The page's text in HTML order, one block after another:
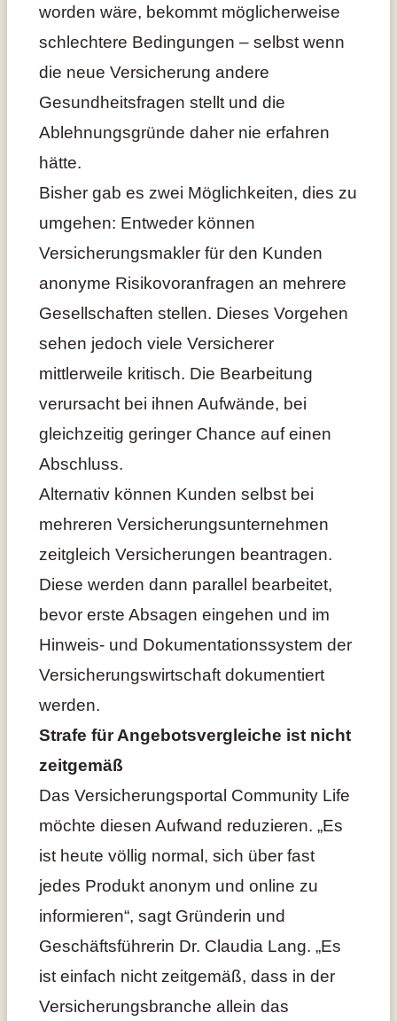
worden wäre, bekommt möglicherweise
schlechtere Bedingungen – selbst wenn
die neue Versicherung andere
Gesundheitsfragen stellt und die
Ablehnungsgründe daher nie erfahren
hätte.
Bisher gab es zwei Möglichkeiten, dies zu
umgehen: Entweder können
Versicherungsmakler für den Kunden
anonyme Risikovoranfragen an mehrere
Gesellschaften stellen. Dieses Vorgehen
sehen jedoch viele Versicherer
mittlerweile kritisch. Die Bearbeitung
verursacht bei ihnen Aufwände, bei
gleichzeitig geringer Chance auf einen
Abschluss.
Alternativ können Kunden selbst bei
mehreren Versicherungsunternehmen
zeitgleich Versicherungen beantragen.
Diese werden dann parallel bearbeitet,
bevor erste Absagen eingehen und im
Hinweis- und Dokumentationssystem der
Versicherungswirtschaft dokumentiert
werden.
Strafe für Angebotsvergleiche ist nicht
zeitgemäß
Das Versicherungsportal Community Life
möchte diesen Aufwand reduzieren. „Es
ist heute völlig normal, sich über fast
jedes Produkt anonym und online zu
informieren“, sagt Gründerin und
Geschäftsführerin Dr. Claudia Lang. „Es
ist einfach nicht zeitgemäß, dass in der
Versicherungsbranche allein das